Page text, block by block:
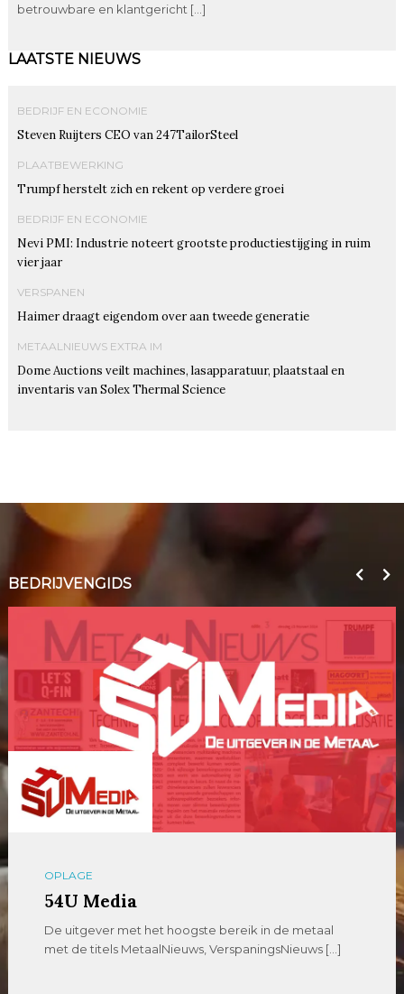
betrouwbare en klantgericht […]
LAATSTE NIEUWS
BEDRIJF EN ECONOMIE
Steven Ruijters CEO van 247TailorSteel
PLAATBEWERKING
Trumpf herstelt zich en rekent op verdere groei
BEDRIJF EN ECONOMIE
Nevi PMI: Industrie noteert grootste productiestijging in ruim
vier jaar
VERSPANEN
Haimer draagt eigendom over aan tweede generatie
METAALNIEUWS EXTRA IM
Dome Auctions veilt machines, lasapparatuur, plaatstaal en
inventaris van Solex Thermal Science
BEDRIJVENGIDS
OPLAGE
54U Media
De uitgever met het hoogste bereik in de metaal
met de titels MetaalNieuws, VerspaningsNieuws […]